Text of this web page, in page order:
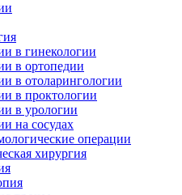
в гинекологии
в ортопедии
в отоларингологии
в проктологии
в урологии
на сосудах
операции
хирургия